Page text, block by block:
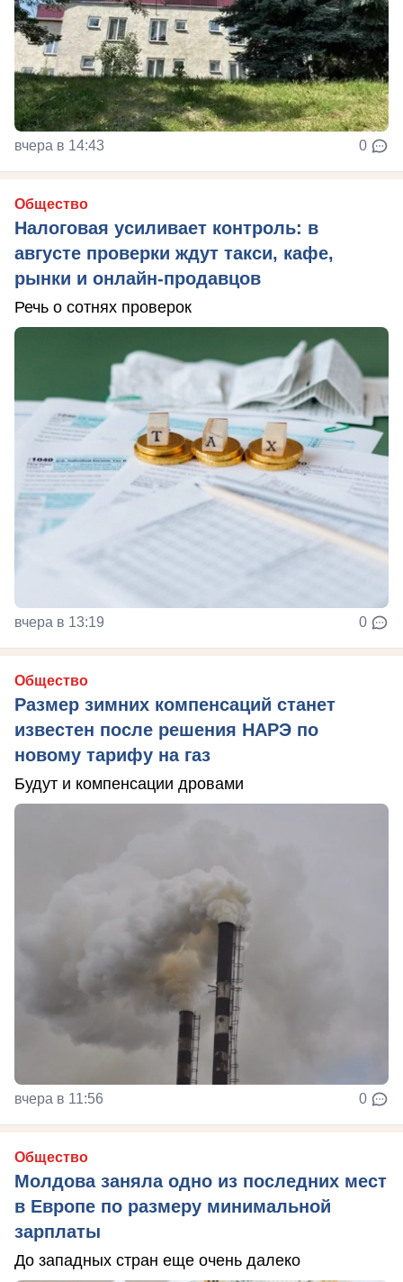
вчера в 14:43 0
Общество
Налоговая усиливает контроль: в
августе проверки ждут такси, кафе,
рынки и онлайн-продавцов
Речь о сотнях проверок
вчера в 13:19 0
Общество
Размер зимних компенсаций станет
известен после решения НАРЭ по
новому тарифу на газ
Будут и компенсации дровами
вчера в 11:56 0
Общество
Молдова заняла одно из последних мест
в Европе по размеру минимальной
зарплаты
До западных стран еще очень далеко